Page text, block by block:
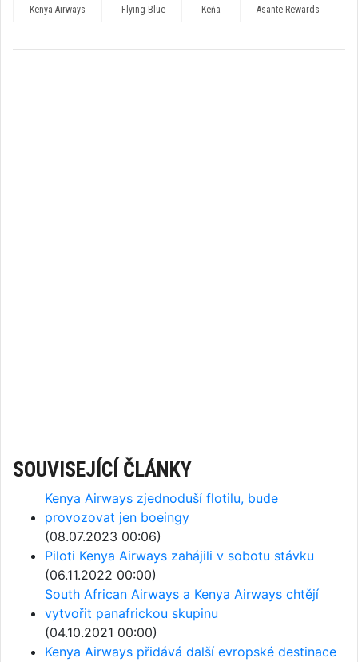
Kenya Airways Flying Blue Keňa Asante Rewards
SOUVISEJÍCÍ ČLÁNKY
Kenya Airways zjednoduší flotilu, bude
provozovat jen boeingy
(08.07.2023 00:06)
Piloti Kenya Airways zahájili v sobotu stávku
(06.11.2022 00:00)
South African Airways a Kenya Airways chtějí
vytvořit panafrickou skupinu
(04.10.2021 00:00)
Kenya Airways přidává další evropské destinace